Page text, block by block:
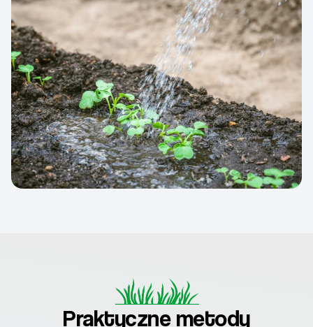
Praktyczne metody